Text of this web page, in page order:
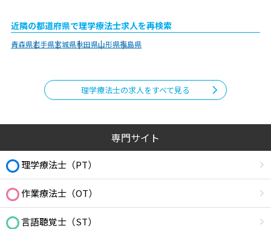
近隣の都道府県で理学療法士求人を再検索
青森県岩手県宮城県秋田県山形県福島県
理学療法士の求人をすべて見る
専門サイト
理学療法士（PT）
作業療法士（OT）
言語聴覚士（ST）